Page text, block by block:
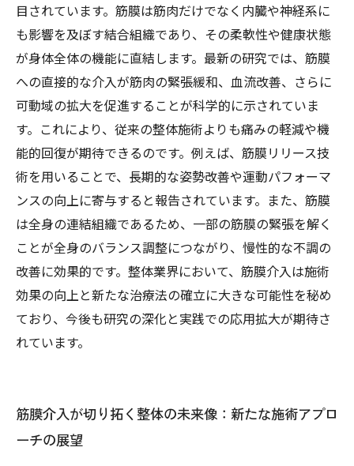
目されています。筋膜は筋肉だけでなく内臓や神経系に
も影響を及ぼす結合組織であり、その柔軟性や健康状態
が身体全体の機能に直結します。最新の研究では、筋膜
への直接的な介入が筋肉の緊張緩和、血流改善、さらに
可動域の拡大を促進することが科学的に示されていま
す。これにより、従来の整体施術よりも痛みの軽減や機
能的回復が期待できるのです。例えば、筋膜リリース技
術を用いることで、長期的な姿勢改善や運動パフォーマ
ンスの向上に寄与すると報告されています。また、筋膜
は全身の連結組織であるため、一部の筋膜の緊張を解く
ことが全身のバランス調整につながり、慢性的な不調の
改善に効果的です。整体業界において、筋膜介入は施術
効果の向上と新たな治療法の確立に大きな可能性を秘め
ており、今後も研究の深化と実践での応用拡大が期待さ
れています。
筋膜介入が切り拓く整体の未来像：新たな施術アプロ
ーチの展望